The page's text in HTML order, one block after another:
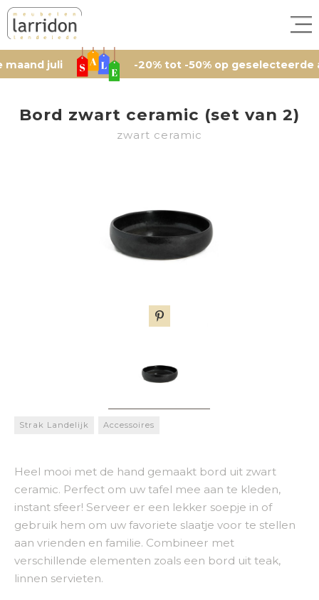
juli -20% tot -50% op geselecteerde
Bord zwart ceramic (set van 2)
zwart ceramic
Strak Landelijk Accessoires
Heel mooi met de hand gemaakt bord uit zwart
ceramic. Perfect om uw tafel mee aan te kleden,
instant sfeer! Serveer er een lekker soepje in of
gebruik hem om uw favoriete slaatje voor te stellen
aan vrienden en familie. Combineer met
verschillende elementen zoals een bord uit teak,
linnen servieten.